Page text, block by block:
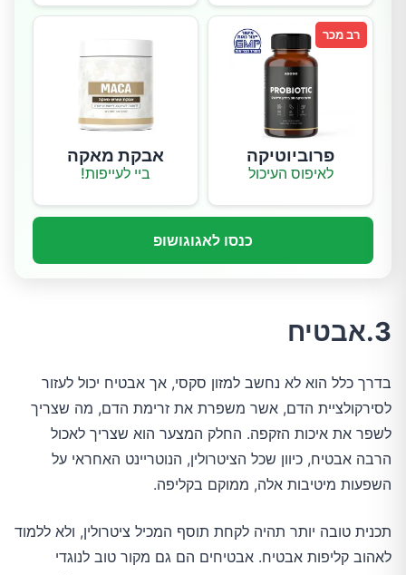
רב מכר
פרוביוטיקה
לאיפוס העיכול
אבקת מאקה
ביי לעייפות!
כנסו לאגוגושופ
3.אבטיח
בדרך כלל הוא לא נחשב למזון סקסי, אך אבטיח יכול לעזור
לסירקולציית הדם, אשר משפרת את זרימת הדם, מה שצריך
לשפר את איכות הזקפה. החלק המצער הוא שצריך לאכול
הרבה אבטיח, כיוון שכל הציטרולין, הנוטריינט האחראי על
השפעות מיטיבות אלה, ממוקם בקליפה.
תכנית טובה יותר תהיה לקחת תוסף המכיל ציטרולין, ולא ללמוד
לאהוב קליפות אבטיח. אבטיחים הם גם מקור טוב לנוגדי